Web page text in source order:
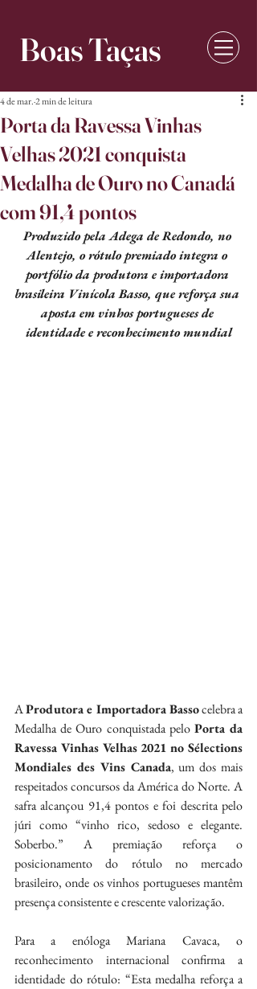
Boas Taças
Porta da Ravessa Vinhas
Velhas 2021 conquista
Medalha de Ouro no Canadá
com 91,4 pontos
4 de mar.2 min de leitura
Produzido pela Adega de Redondo, no
Alentejo, o rótulo premiado integra o
portfólio da produtora e importadora
brasileira Vinícola Basso, que reforça sua
aposta em vinhos portugueses de
identidade e reconhecimento mundial
A Produtora e Importadora Basso celebra a
Medalha de Ouro conquistada pelo Porta da
Ravessa Vinhas Velhas 2021 no Sélections
Mondiales des Vins Canada, um dos mais
respeitados concursos da América do Norte. A
safra alcançou 91,4 pontos e foi descrita pelo
júri como “vinho rico, sedoso e elegante.
Soberbo.” A premiação reforça o
posicionamento do rótulo no mercado
brasileiro, onde os vinhos portugueses mantêm
presença consistente e crescente valorização.
Para a enóloga Mariana Cavaca, o
reconhecimento internacional confirma a
identidade do rótulo: “Esta medalha reforça a